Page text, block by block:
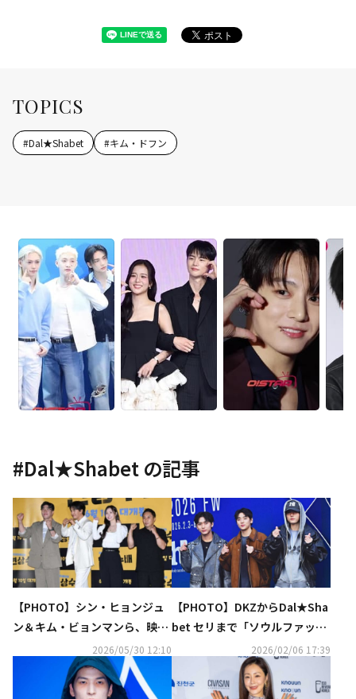
TOPICS
#Dal★Shabet #キム・ドフン
#Dal★Shabet の記事
【PHOTO】シン・ヒョンジュ
ン＆キム・ビョンマンら、映画
「懸賞手配」メディア配給試写
2026/05/30 12:10
【PHOTO】DKZからDal★Sha
bet セリまで「ソウルファッシ
ョンウィーク」に出席2026/02/06 17:39